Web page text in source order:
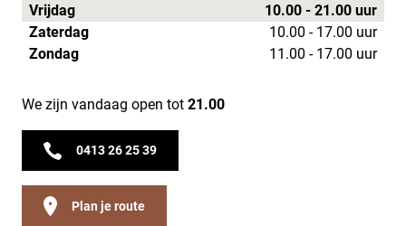
Vrijdag
10.00 - 21.00 uur
Zaterdag
10.00 - 17.00 uur
Zondag
11.00 - 17.00 uur
We zijn vandaag open tot 21.00
0413 26 25 39
Plan je route